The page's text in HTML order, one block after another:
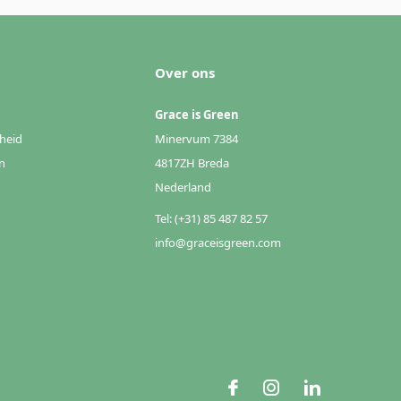
Over ons
Grace is Green
Minervum 7384
4817ZH Breda
Nederland
Tel: (+31) 85 487 82 57
info@graceisgreen.com